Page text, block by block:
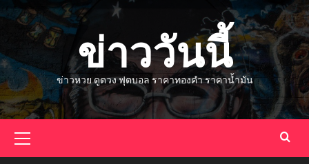
Skip
ข่าววันนี้
ข่าวหวย ดูดวง ฟุตบอล ราคาทองคำ ราคาน้ำมัน
Menu